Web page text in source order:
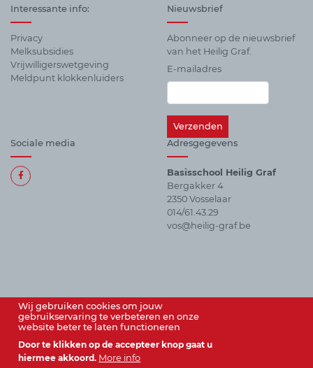
Interessante info:
Privacy
Melksubsidies
Vrijwilligerswetgeving
Meldpunt klokkenluiders
Nieuwsbrief
Abonneer op de nieuwsbrief
van het Heilig Graf.
E-mailadres
Sociale media Adresgegevens
Basisschool Heilig Graf
Bergakker 4
2350 Vosselaar
014/61.43.29
vos@heilig-graf.be
Wij gebruiken cookies om jouw
gebruikservaring te verbeteren en onze
website beter te laten functioneren
Door te klikken op de accepteer knop gaat u
hiermee akkoord. More info